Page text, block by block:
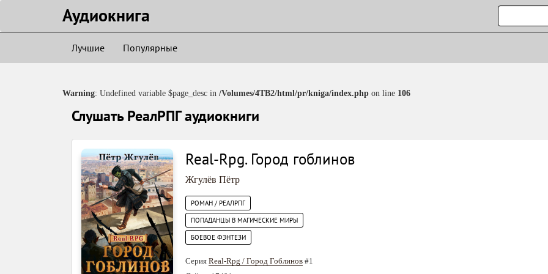
Аудиокнигa
Лучшие Популярные
Warning: Undefined variable $page_desc in /Volumes/4TB2/html/pr/kniga/index.php on line 106
Слушать РеалРПГ аудиокниги
Real-Rpg. Город гоблинов
Жгулёв Пётр
РОМАН / РЕАЛРПГ
ПОПАДАНЦЫ В МАГИЧЕСКИЕ МИРЫ
БОЕВОЕ ФЭНТЕЗИ
Серия Real-Rpg / Город Гоблинов #1